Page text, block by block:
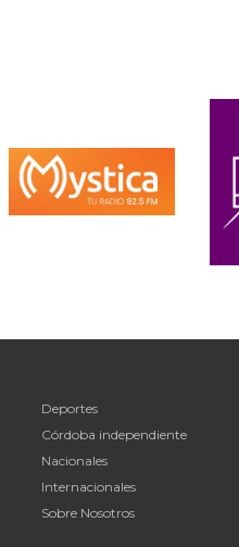
Deportes
Córdoba independiente
Nacionales
Internacionales
Sobre Nosotros